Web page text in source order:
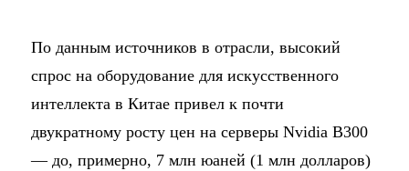
По данным источников в отрасли, высокий
спрос на оборудование для искусственного
интеллекта в Китае привел к почти
двукратному росту цен на серверы Nvidia B300
— до, примерно, 7 млн юаней (1 млн долларов)